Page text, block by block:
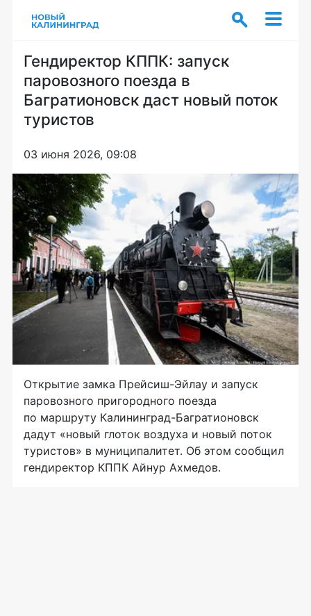
Гендиректор КППК: запуск
паровозного поезда в
Багратионовск даст новый поток
туристов
03 июня 2026, 09:08
Открытие замка Прейсиш-Эйлау и запуск
паровозного пригородного поезда
по маршруту Калининград-Багратионовск
дадут «новый глоток воздуха и новый поток
туристов» в муниципалитет. Об этом сообщил
гендиректор КППК Айнур Ахмедов.